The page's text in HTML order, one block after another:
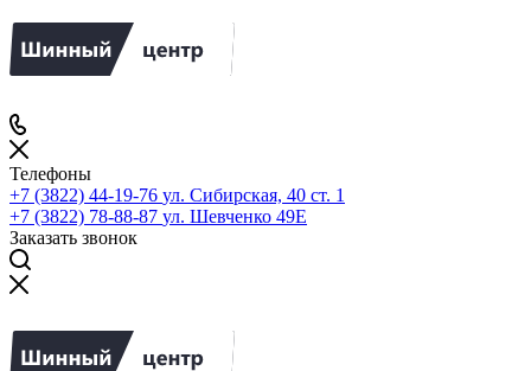
Телефоны
+7 (3822) 44-19-76 ул. Сибирская, 40 ст. 1
+7 (3822) 78-88-87 ул. Шевченко 49Е
Заказать звонок